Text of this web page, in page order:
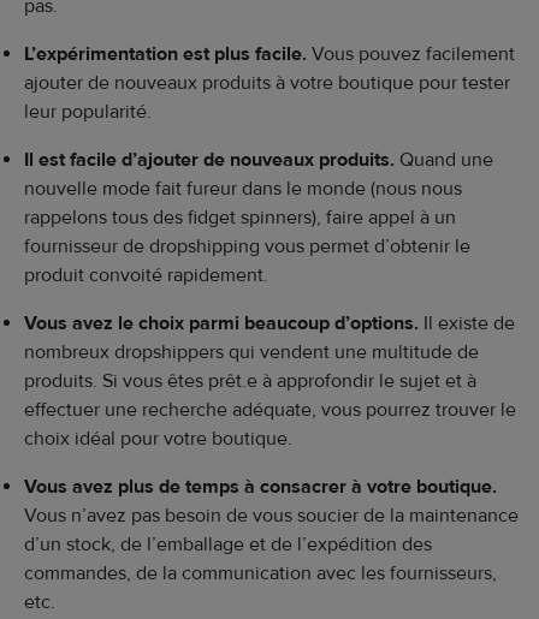
pas.
L’expérimentation est plus facile. Vous pouvez facilement
ajouter de nouveaux produits à votre boutique pour tester
leur popularité.
Il est facile d’ajouter de nouveaux produits. Quand une
nouvelle mode fait fureur dans le monde (nous nous
rappelons tous des fidget spinners), faire appel à un
fournisseur de dropshipping vous permet d’obtenir le
produit convoité rapidement.
Vous avez le choix parmi beaucoup d’options. Il existe de
nombreux dropshippers qui vendent une multitude de
produits. Si vous êtes prêt.e à approfondir le sujet et à
effectuer une recherche adéquate, vous pourrez trouver le
choix idéal pour votre boutique.
Vous avez plus de temps à consacrer à votre boutique.
Vous n’avez pas besoin de vous soucier de la maintenance
d’un stock, de l’emballage et de l’expédition des
commandes, de la communication avec les fournisseurs,
etc.